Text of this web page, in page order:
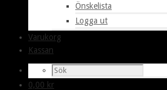
Önskelista
Logga ut
Varukorg
Kassan
0,00 kr